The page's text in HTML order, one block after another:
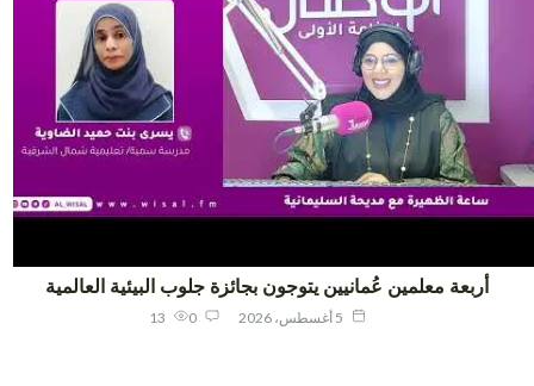
أربعة معلمين عُمانيين يتوجون بجائزة جلوب البيئية العالمية
13